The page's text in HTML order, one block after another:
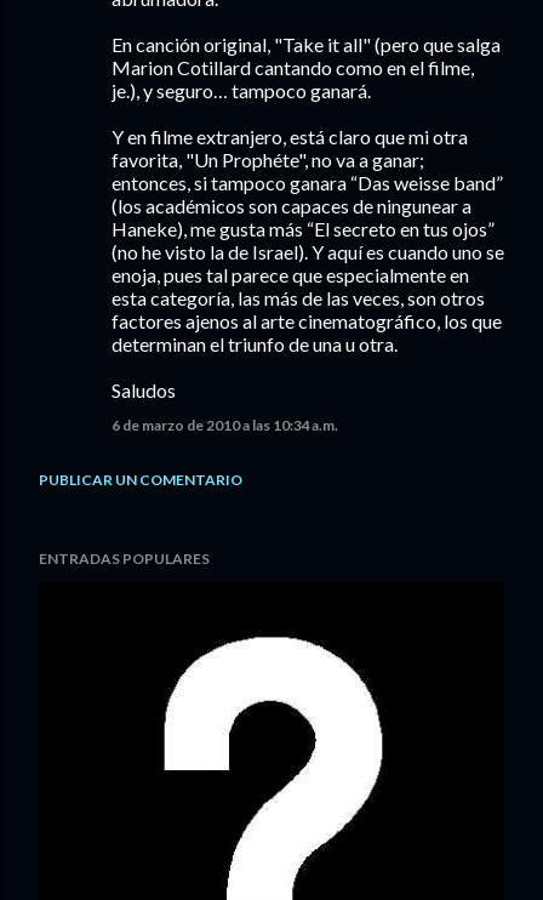
En canción original, "Take it all" (pero que salga
Marion Cotillard cantando como en el filme,
je.), y seguro… tampoco ganará.
Y en filme extranjero, está claro que mi otra
favorita, "Un Prophéte", no va a ganar;
entonces, si tampoco ganara “Das weisse band”
(los académicos son capaces de ningunear a
Haneke), me gusta más “El secreto en tus ojos”
(no he visto la de Israel). Y aquí es cuando uno se
enoja, pues tal parece que especialmente en
esta categoría, las más de las veces, son otros
factores ajenos al arte cinematográfico, los que
determinan el triunfo de una u otra.
Saludos
6 de marzo de 2010 a las 10:34 a.m.
PUBLICAR UN COMENTARIO
ENTRADAS POPULARES